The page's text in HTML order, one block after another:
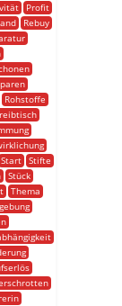
Profit
Rebuy
Rohstoffe
Start Stifte
Stück
Thema